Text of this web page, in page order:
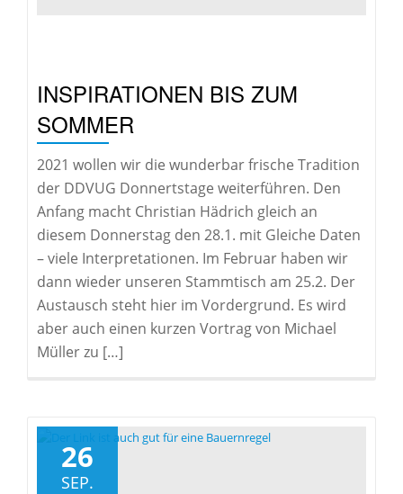
INSPIRATIONEN BIS ZUM
SOMMER
2021 wollen wir die wunderbar frische Tradition
der DDVUG Donnertstage weiterführen. Den
Anfang macht Christian Hädrich gleich an
diesem Donnerstag den 28.1. mit Gleiche Daten
– viele Interpretationen. Im Februar haben wir
dann wieder unseren Stammtisch am 25.2. Der
Austausch steht hier im Vordergrund. Es wird
aber auch einen kurzen Vortrag von Michael
Müller zu […]
26
SEP.